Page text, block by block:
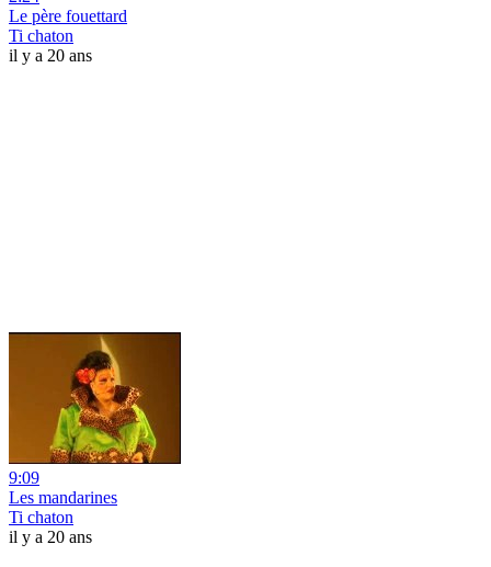
Le père fouettard
Ti chaton
il y a 20 ans
9:09
Les mandarines
Ti chaton
il y a 20 ans